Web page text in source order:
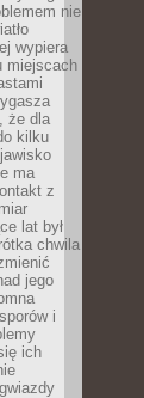
nie
wypiera
miejscach
że dla
kilku
ma
z
lat był
chwila
jego
i
ich